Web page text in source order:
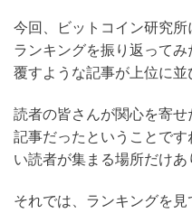
今回、ビットコイン研究
ランキングを振り返って
覆すような記事が上位に並
読者の皆さんが関心を寄せ
記事だったということで
い読者が集まる場所だけあ
それでは、ランキングを見